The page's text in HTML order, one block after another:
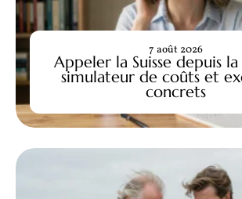
Appeler la Suisse depuis la
simulateur de coûts et
concrets
7 août 2026